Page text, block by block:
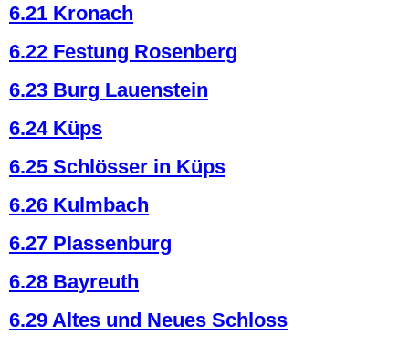
6.21 Kronach
6.22 Festung Rosenberg
6.23 Burg Lauenstein
6.24 Küps
6.25 Schlösser in Küps
6.26 Kulmbach
6.27 Plassenburg
6.28 Bayreuth
6.29 Altes und Neues Schloss